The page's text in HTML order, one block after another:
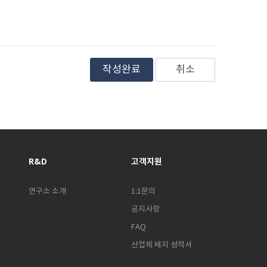
취소
R&D
연구소 소개
고객지원
1:1문의
공지사항
FAQ
산업체 배지 성적서